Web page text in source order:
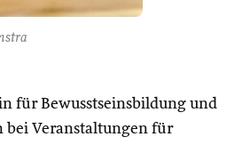
für Bewusstseinsbildung und
Veranstaltungen für